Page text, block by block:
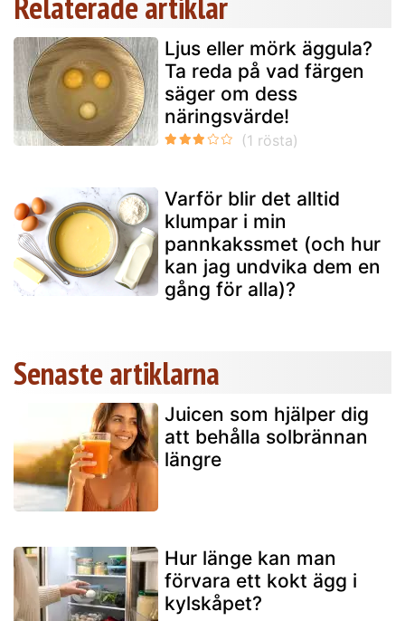
Ljus eller mörk äggula?
Ta reda på vad färgen
säger om dess
näringsvärde!
Varför blir det alltid
klumpar i min
pannkakssmet (och hur
kan jag undvika dem en
gång för alla)?
Senaste artiklarna
Juicen som hjälper dig
att behålla solbrännan
längre
Hur länge kan man
förvara ett kokt ägg i
kylskåpet?